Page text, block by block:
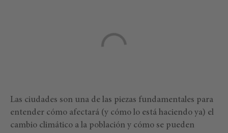
Las ciudades son una de las piezas fundamentales para
entender cómo afectará (y cómo lo está haciendo ya) el
cambio climático a la población y cómo se pueden